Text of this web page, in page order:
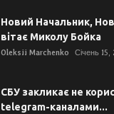
Новий Начальник,
вітає Миколу Бойка
Oleksii Marchenko Січень 15,
СБУ закликає не
telegram-каналами...